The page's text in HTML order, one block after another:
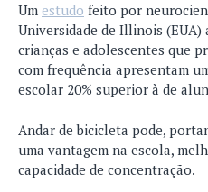
Um estudo feito por
Universidade de Illinois (EUA)
crianças e adolescentes que
com frequência apresentam
escolar 20% superior à de
Andar de bicicleta pode,
uma vantagem na escola,
capacidade de concentração.